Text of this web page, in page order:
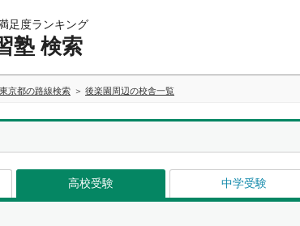
足度ランキング
塾 検索
東京都の路線検索 後楽園周辺の校舎一覧
高校受験 中学受験